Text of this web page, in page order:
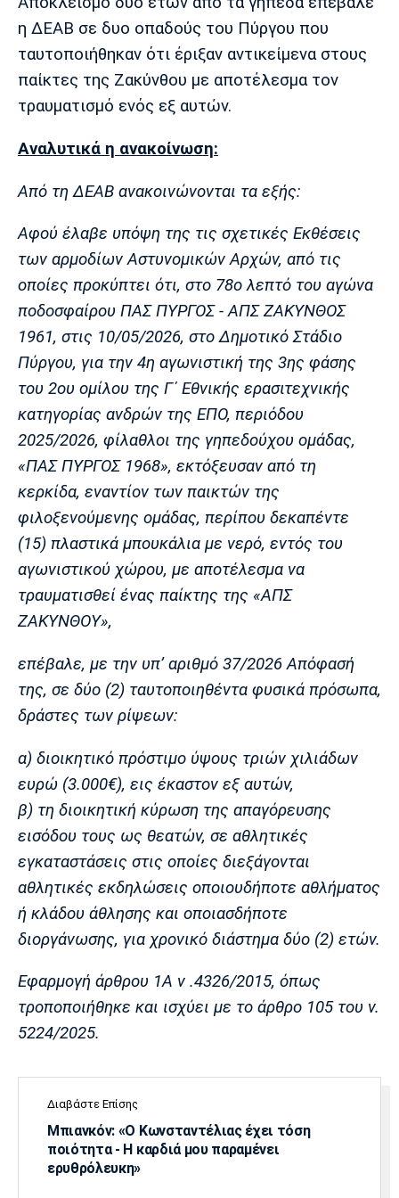
Πολιτισμός
Τραγούδια
Cine Spot
Παρασκήνιο
Πρόγραμμα TV
Ιωνικός Πανσερραϊκός
Μπαρτσελόνα
Ρεάλ
Ατλέτικο
Μάντσεστερ
Γιουνάιτεντ
Τσέλσι Άρσεναλ
Λίβερπουλ
Μάντσεστερ
Σίτι
Γιουβέντους
Μπάγερν
Μπορούσια
Ντόρτμουντ
Μονακό
Ερυθρός
Πόρτο Μπενφίκα
η ΔΕΑΒ σε δυο οπαδούς του Πύργου που
ταυτοποιήθηκαν ότι έριξαν αντικείμενα στους
παίκτες της Ζακύνθου με αποτέλεσμα τον
τραυματισμό ενός εξ αυτών.
Αναλυτικά η ανακοίνωση:
Από τη ΔΕΑΒ ανακοινώνονται τα εξής:
Αφού έλαβε υπόψη της τις σχετικές Εκθέσεις
των αρμοδίων Αστυνομικών Αρχών, από τις
οποίες προκύπτει ότι, στο 78ο λεπτό του αγώνα
ποδοσφαίρου ΠΑΣ ΠΥΡΓΟΣ - ΑΠΣ ΖΑΚΥΝΘΟΣ
1961, στις 10/05/2026, στο Δημοτικό Στάδιο
Πύργου, για την 4η αγωνιστική της 3ης φάσης
του 2ου ομίλου της Γ΄ Εθνικής ερασιτεχνικής
κατηγορίας ανδρών της ΕΠΟ, περιόδου
2025/2026, φίλαθλοι της γηπεδούχου ομάδας,
«ΠΑΣ ΠΥΡΓΟΣ 1968», εκτόξευσαν από τη
κερκίδα, εναντίον των παικτών της
φιλοξενούμενης ομάδας, περίπου δεκαπέντε
(15) πλαστικά μπουκάλια με νερό, εντός του
αγωνιστικού χώρου, με αποτέλεσμα να
τραυματισθεί ένας παίκτης της «ΑΠΣ
ΖΑΚΥΝΘΟΥ»,
επέβαλε, με την υπ’ αριθμό 37/2026 Απόφασή
της, σε δύο (2) ταυτοποιηθέντα φυσικά πρόσωπα,
δράστες των ρίψεων:
α) διοικητικό πρόστιμο ύψους τριών χιλιάδων
ευρώ (3.000€), εις έκαστον εξ αυτών,
β) τη διοικητική κύρωση της απαγόρευσης
εισόδου τους ως θεατών, σε αθλητικές
εγκαταστάσεις στις οποίες διεξάγονται
αθλητικές εκδηλώσεις οποιουδήποτε αθλήματος
ή κλάδου άθλησης και οποιασδήποτε
διοργάνωσης, για χρονικό διάστημα δύο (2) ετών.
Εφαρμογή άρθρου 1Α ν .4326/2015, όπως
τροποποιήθηκε και ισχύει με το άρθρο 105 του ν.
5224/2025.
Διαβάστε Επίσης
Μπιανκόν: «Ο Κωνσταντέλιας έχει τόση
ποιότητα - Η καρδιά μου παραμένει
ερυθρόλευκη»